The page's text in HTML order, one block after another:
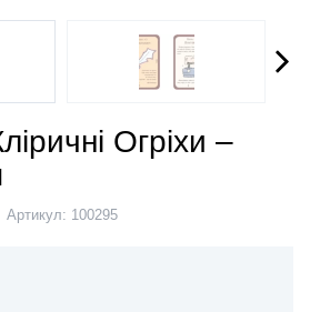
Огріхи –
Артикул: 100295